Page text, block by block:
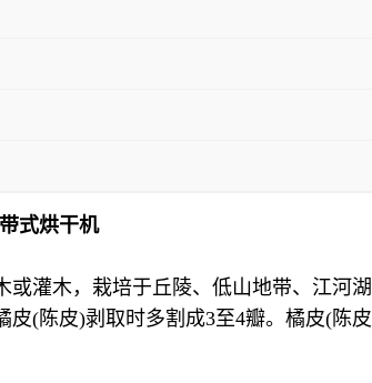
式烘干机
灌木，栽培于丘陵、低山地带、江河
(陈皮)剥取时多割成3至4瓣。橘皮(陈